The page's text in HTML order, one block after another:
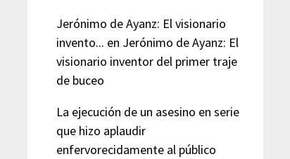
Jerónimo de Ayanz: El visionario
invento... en Jerónimo de Ayanz: El
visionario inventor del primer traje
de buceo
La ejecución de un asesino en serie
que hizo aplaudir
enfervorecidamente al público